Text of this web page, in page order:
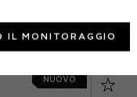
43 / US 9.5
NUOVO
IL MONITORAGGIO